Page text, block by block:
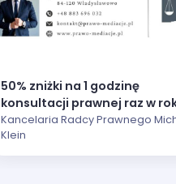
50% zniżki na 1 godzinę
konsultacji prawnej raz w
Kancelaria Radcy Prawnego
Klein